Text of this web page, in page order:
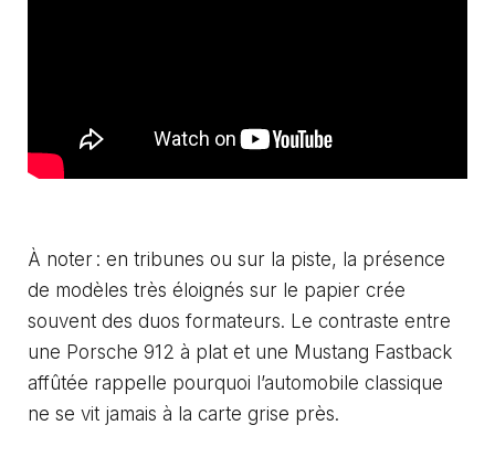
À noter : en tribunes ou sur la piste, la présence
de modèles très éloignés sur le papier crée
souvent des duos formateurs. Le contraste entre
une Porsche 912 à plat et une Mustang Fastback
affûtée rappelle pourquoi l’automobile classique
ne se vit jamais à la carte grise près.